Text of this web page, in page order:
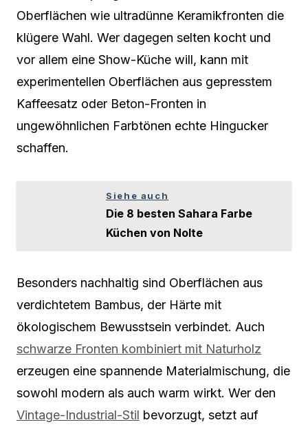
Oberflächen wie ultradünne Keramikfronten die
klügere Wahl. Wer dagegen selten kocht und
vor allem eine Show-Küche will, kann mit
experimentellen Oberflächen aus gepresstem
Kaffeesatz oder Beton-Fronten in
ungewöhnlichen Farbtönen echte Hingucker
schaffen.
Siehe auch
Die 8 besten Sahara Farbe
Küchen von Nolte
Besonders nachhaltig sind Oberflächen aus
verdichtetem Bambus, der Härte mit
ökologischem Bewusstsein verbindet. Auch
schwarze Fronten kombiniert mit Naturholz
erzeugen eine spannende Materialmischung, die
sowohl modern als auch warm wirkt. Wer den
Vintage-Industrial-Stil bevorzugt, setzt auf